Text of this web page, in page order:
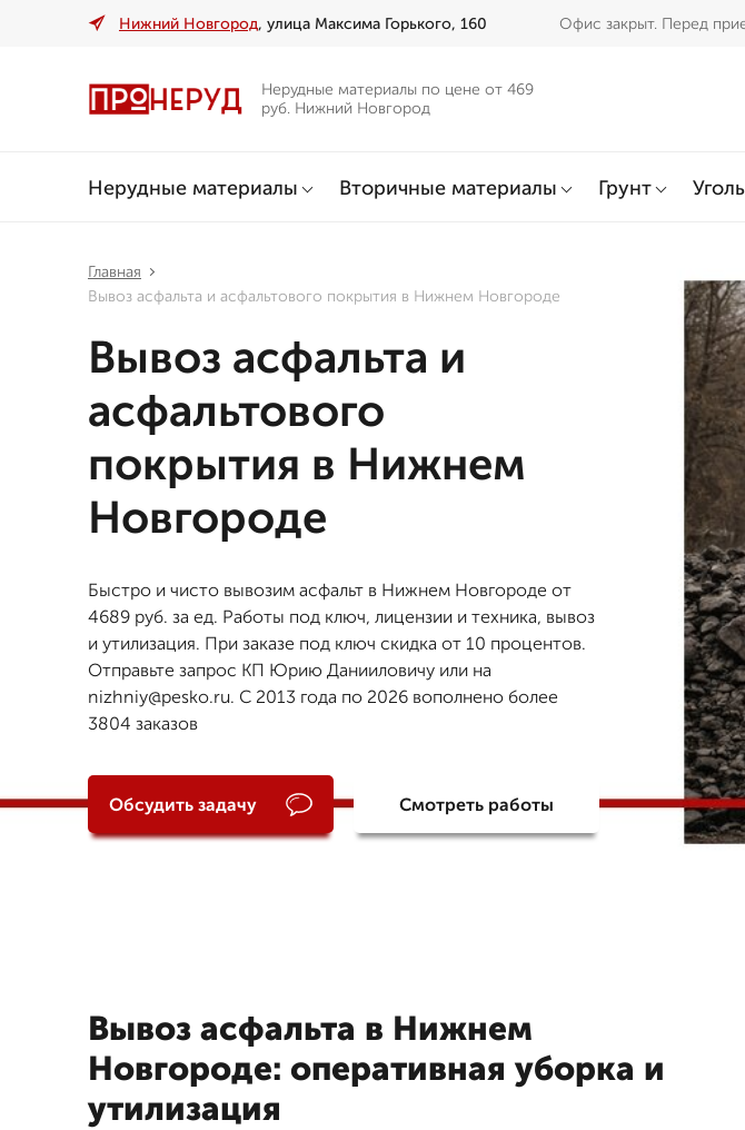
Нижний Новгород, улица Максима Горького, 160 Офис закрыт. Перед
Нерудные материалы по цене от 469
руб. Нижний Новгород
Нерудные материалы Вторичные материалы Грунт Уголь
Главная
Вывоз асфальта и асфальтового покрытия в Нижнем Новгороде
Вывоз асфальта и
асфальтового
покрытия в Нижнем
Новгороде
Быстро и чисто вывозим асфальт в Нижнем Новгороде от
4689 руб. за ед. Работы под ключ, лицензии и техника, вывоз
и утилизация. При заказе под ключ скидка от 10 процентов.
Отправьте запрос КП Юрию Данииловичу или на
nizhniy@pesko.ru. С 2013 года по 2026 вополнено более
3804 заказов
Обсудить задачу Смотреть работы
Вывоз асфальта в Нижнем
Новгороде: оперативная уборка и
утилизация